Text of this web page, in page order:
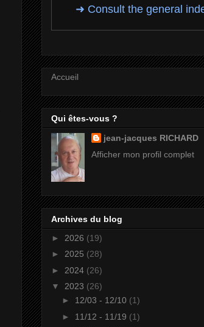
➜ Consult the general
Accueil
Qui êtes-vous ?
jean-jacques RICHARD
Afficher mon profil complet
Archives du blog
► 2026 (19)
► 2025 (28)
► 2024 (26)
▼ 2023 (26)
► 12/03 - 12/10 (1)
► 11/12 - 11/19 (1)